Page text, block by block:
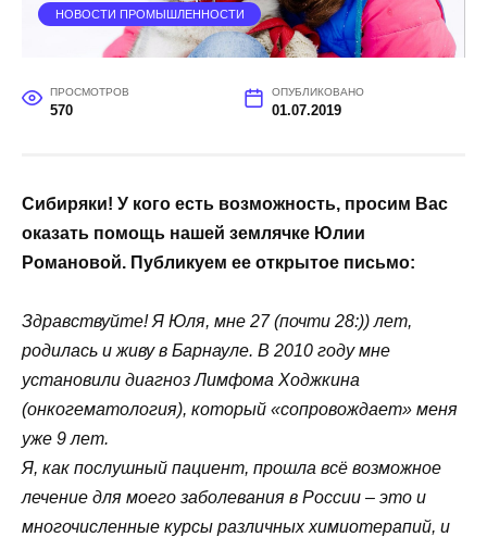
НОВОСТИ ПРОМЫШЛЕННОСТИ
ПРОСМОТРОВ
570
ОПУБЛИКОВАНО
01.07.2019
Сибиряки! У кого есть возможность, просим Вас
оказать помощь нашей землячке Юлии
Романовой. Публикуем ее открытое письмо:
Здравствуйте! Я Юля, мне 27 (почти 28:)) лет,
родилась и живу в Барнауле. В 2010 году мне
установили диагноз Лимфома Ходжкина
(онкогематология), который «сопровождает» меня
уже 9 лет.
Я, как послушный пациент, прошла всё возможное
лечение для моего заболевания в России – это и
многочисленные курсы различных химиотерапий, и